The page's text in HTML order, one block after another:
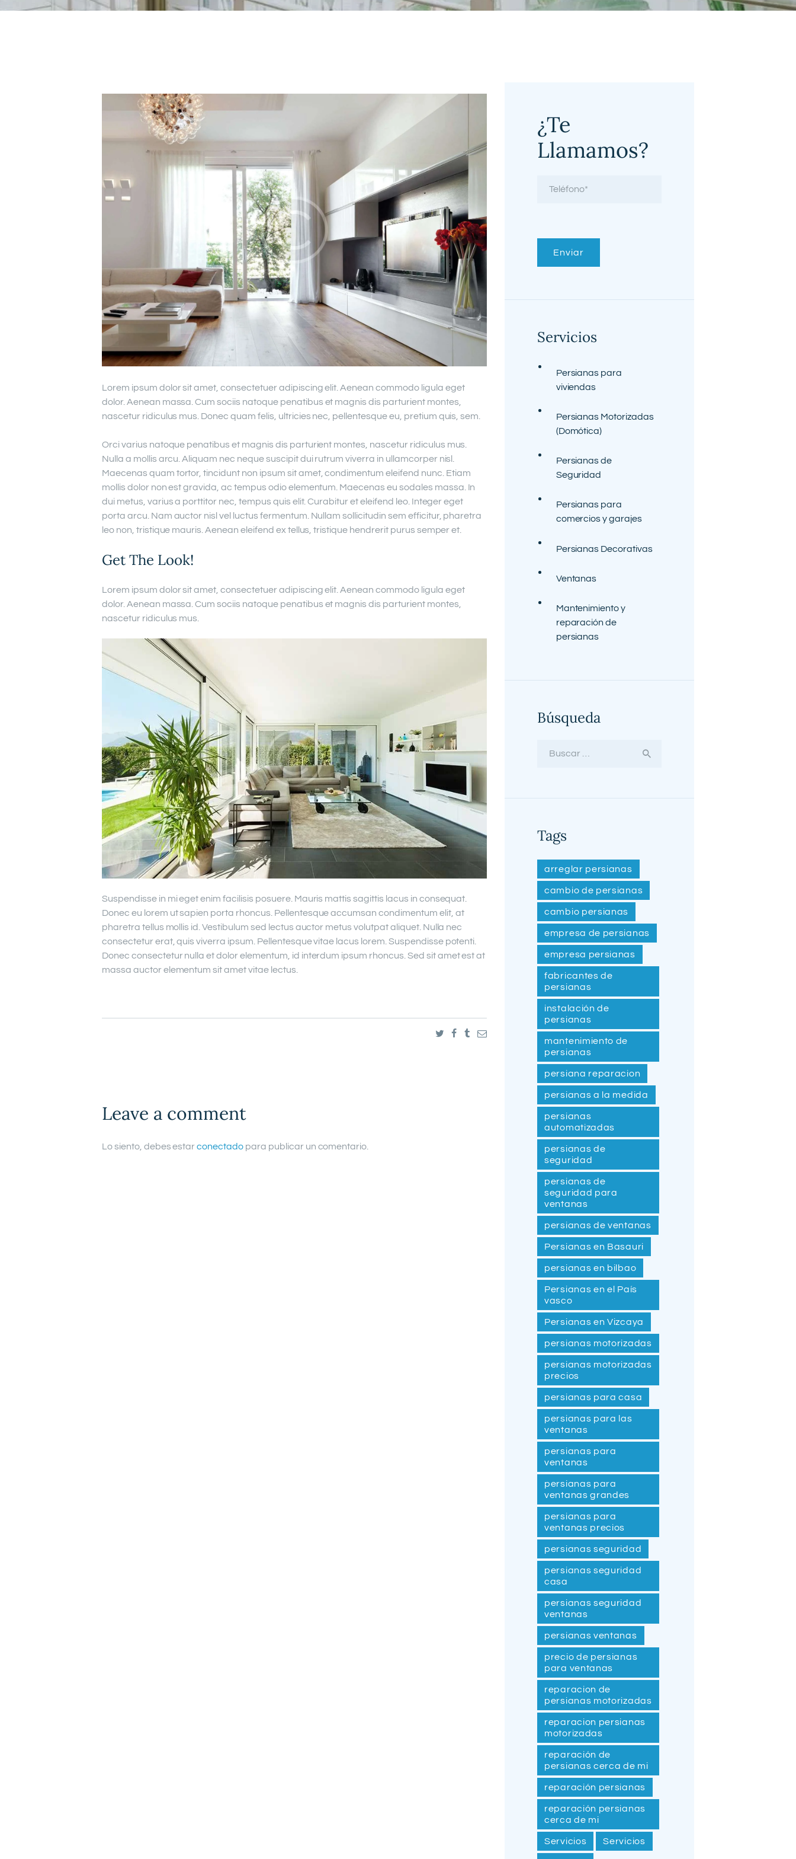
L-V 09:00 - 19:00
Lorem ipsum dolor sit amet, consectetuer adipiscing elit. Aenean commodo ligula eget
dolor. Aenean massa. Cum sociis natoque penatibus et magnis dis parturient montes,
nascetur ridiculus mus. Donec quam felis, ultricies nec, pellentesque eu, pretium quis, sem.
Orci varius natoque penatibus et magnis dis parturient montes, nascetur ridiculus mus.
Nulla a mollis arcu. Aliquam nec neque suscipit dui rutrum viverra in ullamcorper nisl.
Maecenas quam tortor, tincidunt non ipsum sit amet, condimentum eleifend nunc. Etiam
mollis dolor non est gravida, ac tempus odio elementum. Maecenas eu sodales massa. In
dui metus, varius a porttitor nec, tempus quis elit. Curabitur et eleifend leo. Integer eget
porta arcu. Nam auctor nisl vel luctus fermentum. Nullam sollicitudin sem efficitur, pharetra
leo non, tristique mauris. Aenean eleifend ex tellus, tristique hendrerit purus semper et.
Get The Look!
Lorem ipsum dolor sit amet, consectetuer adipiscing elit. Aenean commodo ligula eget
dolor. Aenean massa. Cum sociis natoque penatibus et magnis dis parturient montes,
nascetur ridiculus mus.
Suspendisse in mi eget enim facilisis posuere. Mauris mattis sagittis lacus in consequat.
Donec eu lorem ut sapien porta rhoncus. Pellentesque accumsan condimentum elit, at
pharetra tellus mollis id. Vestibulum sed lectus auctor metus volutpat aliquet. Nulla nec
consectetur erat, quis viverra ipsum. Pellentesque vitae lacus lorem. Suspendisse potenti.
Donec consectetur nulla et dolor elementum, id interdum ipsum rhoncus. Sed sit amet est at
massa auctor elementum sit amet vitae lectus.
Leave a comment
Lo siento, debes estarconectado para publicar un comentario.
¿Te
Llamamos?
Servicios
Persianas para
viviendas
Persianas Motorizadas
(Domótica)
Persianas de
Seguridad
Persianas para
comercios y garajes
Persianas Decorativas
Ventanas
Mantenimiento y
reparación de
persianas
Búsqueda
Tags
arreglar persianas
cambio de persianas
cambio persianas
empresa de persianas
empresa persianas
fabricantes de
persianas
instalación de
persianas
mantenimiento de
persianas
persiana reparacion
persianas a la medida
persianas
automatizadas
persianas de
seguridad
persianas de
seguridad para
ventanas
persianas de ventanas
Persianas en Basauri
persianas en bilbao
Persianas en el País
vasco
Persianas en Vizcaya
persianas motorizadas
persianas motorizadas
precios
persianas para casa
persianas para las
ventanas
persianas para
ventanas
persianas para
ventanas grandes
persianas para
ventanas precios
persianas seguridad
persianas seguridad
casa
persianas seguridad
ventanas
persianas ventanas
precio de persianas
para ventanas
reparacion de
persianas motorizadas
reparacion persianas
motorizadas
reparación de
persianas cerca de mi
reparación persianas
reparación persianas
cerca de mi
Servicios Servicios